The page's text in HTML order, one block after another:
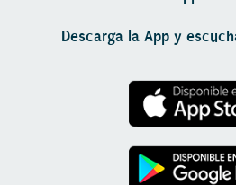
Descarga la App y